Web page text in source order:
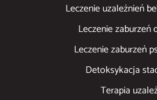
Leczenie uzależnień
Leczenie zaburzeń
Leczenie zaburzeń
Detoksykacja
Terapia